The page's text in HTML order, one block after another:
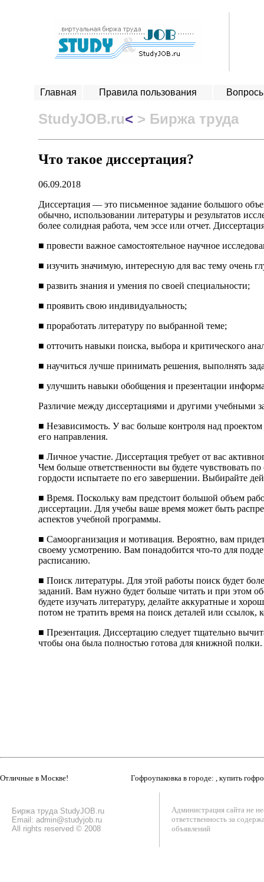
Главная Правила пользования
StudyJOB.ru< > Биржа труда
Что такое диссертация?
06.09.2018
Диссертация — это письменное задание большого
обычно, использовании литературы и результатов
более солидная работа, чем эссе или отчет.
■ провести важное самостоятельное научное
■ изучить значимую, интересную для вас тему очень
■ развить знания и умения по своей специальности;
■ проявить свою индивидуальность;
■ проработать литературу по выбранной теме;
■ отточить навыки поиска, выбора и критического
■ научиться лучше принимать решения, выполнять
■ улучшить навыки обобщения и презентации
Различие между диссертациями и другими учебными
■ Независимость. У вас больше контроля над
его направления.
■ Личное участие. Диссертация требует от вас
Чем больше ответственности вы будете чувствовать
гордости испытаете по его завершении. Выбирайте
■ Время. Поскольку вам предстоит большой объем
диссертации. Для учебы ваше время может быть
аспектов учебной программы.
■ Самоорганизация и мотивация. Вероятно, вам
своему усмотрению. Вам понадобится что-то для
расписанию.
■ Поиск литературы. Для этой работы поиск будет
заданий. Вам нужно будет больше читать и при этом
будете изучать литературу, делайте аккуратные и
потом не тратить время на поиск деталей или ссылок,
■ Презентация. Диссертацию следует тщательно
чтобы она была полностью готова для книжной полки.
Отличные в Москве! Гофроупаковка в городе: , купить
Биржа труда StudyJOB.ru
Email: admin@studyjob.ru
All rights reserved © 2008
Администрация сайта не
ответственность за
объявлений